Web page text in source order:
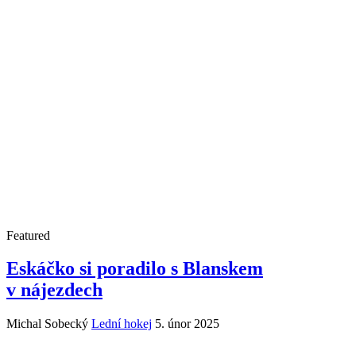
Featured
Eskáčko si poradilo s Blanskem
v nájezdech
Michal Sobecký Lední hokej 5. únor 2025